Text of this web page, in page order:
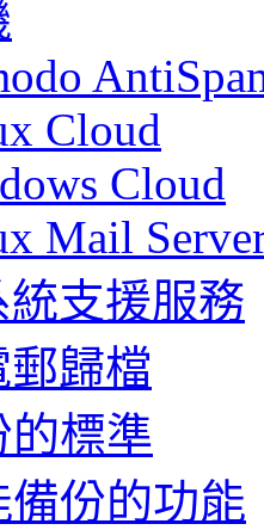
Cloud
Cloud
Mail
統支援服務
歸檔
的標準
備份的功能